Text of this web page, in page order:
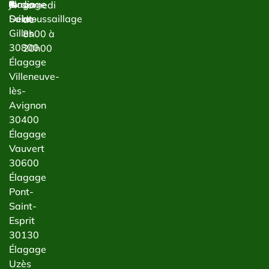
jardin
Débroussaillage
Élagage
Saint-
Gilles
30800
Élagage
Villeneuve-
lès-
Avignon
30400
Élagage
Vauvert
30600
Élagage
Pont-
Saint-
Esprit
30130
Élagage
Uzès
samedi
de
8h00 à
20h00